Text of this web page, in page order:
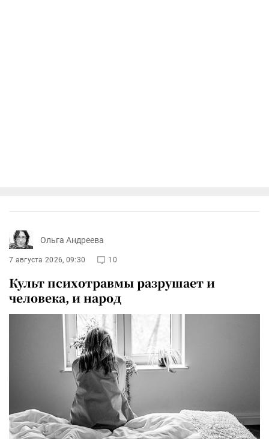
Ольга Андреева
7 августа 2026, 09:30 10
Культ психотравмы разрушает и
человека, и народ